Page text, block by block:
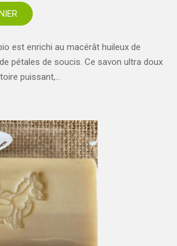
est enrichi au macérât huileux de
pétales de soucis. Ce savon ultra doux
puissant,…